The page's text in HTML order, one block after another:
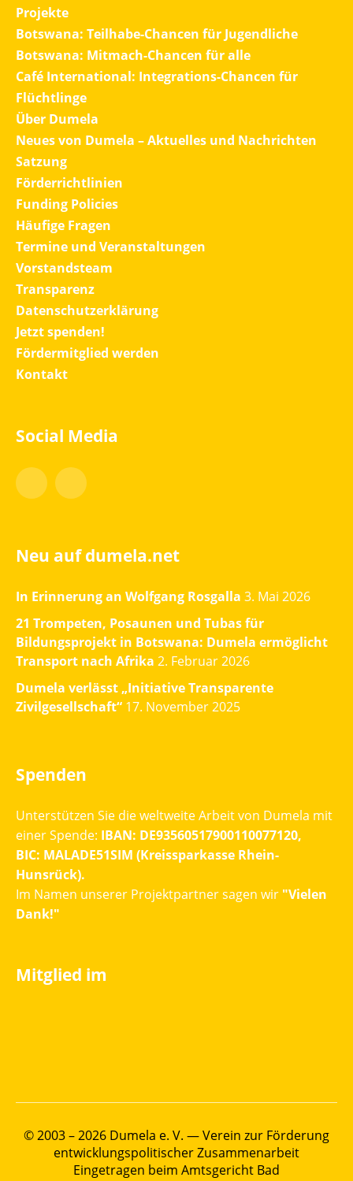
Projekte
Botswana: Teilhabe-Chancen für Jugendliche
Botswana: Mitmach-Chancen für alle
Café International: Integrations-Chancen für
Flüchtlinge
Über Dumela
Neues von Dumela – Aktuelles und Nachrichten
Satzung
Förderrichtlinien
Funding Policies
Häufige Fragen
Termine und Veranstaltungen
Vorstandsteam
Transparenz
Datenschutzerklärung
Jetzt spenden!
Fördermitglied werden
Kontakt
Social Media
Facebook
Neu auf dumela.net
In Erinnerung an Wolfgang Rosgalla 3. Mai 2026
21 Trompeten, Posaunen und Tubas für
Bildungsprojekt in Botswana: Dumela ermöglicht
Transport nach Afrika 2. Februar 2026
Dumela verlässt „Initiative Transparente
Zivilgesellschaft“ 17. November 2025
Spenden
Unterstützen Sie die weltweite Arbeit von Dumela mit
einer Spende: IBAN: DE93560517900110077120,
BIC: MALADE51SIM (Kreissparkasse Rhein-
Hunsrück).
Im Namen unserer Projektpartner sagen wir "Vielen
Dank!"
Mitglied im
© 2003 – 2026 Dumela e. V. — Verein zur Förderung
entwicklungspolitischer Zusammenarbeit
Eingetragen beim Amtsgericht Bad